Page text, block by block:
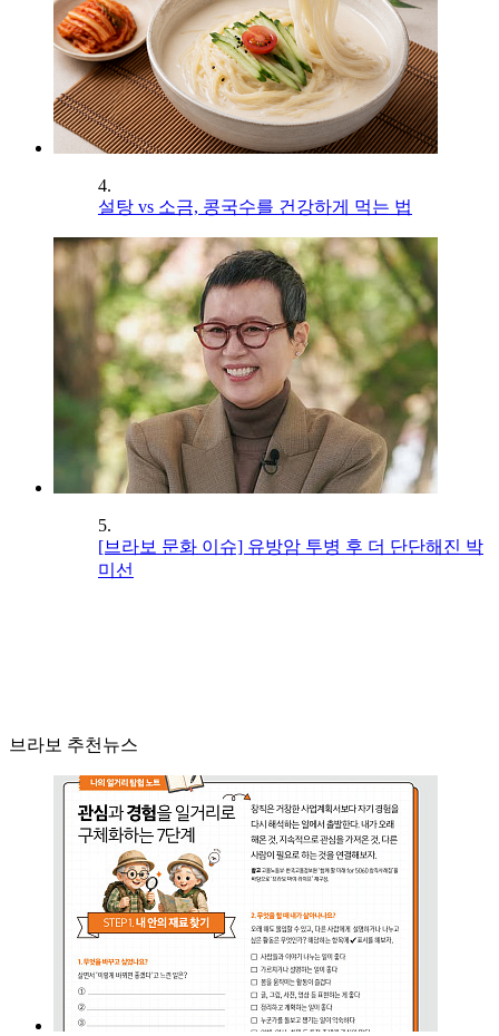
4.
설탕 vs 소금, 콩국수를 건강하게 먹는 법
5.
[브라보 문화 이슈] 유방암 투병 후 더 단단해진 박
미선
브라보 추천뉴스